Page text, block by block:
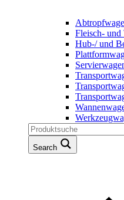
Fleisch- und
Hub-/ und
Search